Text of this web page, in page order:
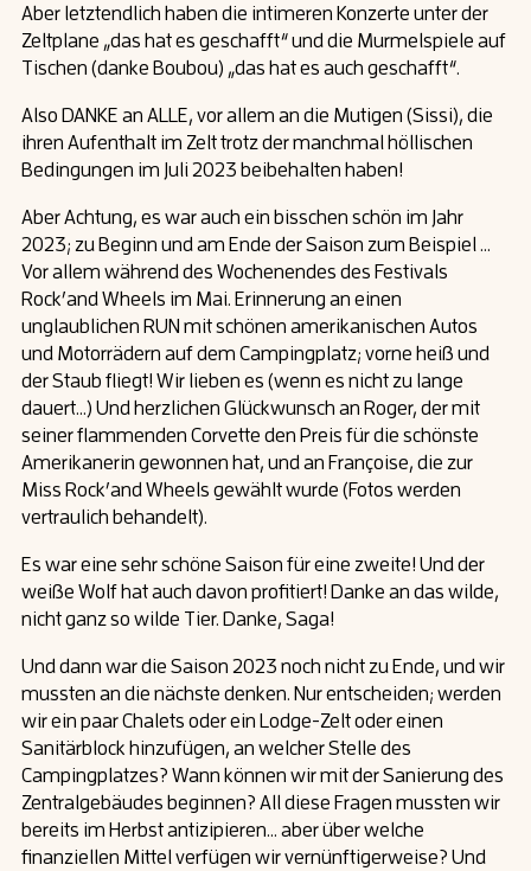
Aber letztendlich haben die intimeren Konzerte unter der
Zeltplane „das hat es geschafft“ und die Murmelspiele auf
Tischen (danke Boubou) „das hat es auch geschafft“.
Also DANKE an ALLE, vor allem an die Mutigen (Sissi), die
ihren Aufenthalt im Zelt trotz der manchmal höllischen
Bedingungen im Juli 2023 beibehalten haben!
Aber Achtung, es war auch ein bisschen schön im Jahr
2023; zu Beginn und am Ende der Saison zum Beispiel …
Vor allem während des Wochenendes des Festivals
Rock’and Wheels im Mai. Erinnerung an einen
unglaublichen RUN mit schönen amerikanischen Autos
und Motorrädern auf dem Campingplatz; vorne heiß und
der Staub fliegt! Wir lieben es (wenn es nicht zu lange
dauert…) Und herzlichen Glückwunsch an Roger, der mit
seiner flammenden Corvette den Preis für die schönste
Amerikanerin gewonnen hat, und an Françoise, die zur
Miss Rock’and Wheels gewählt wurde (Fotos werden
vertraulich behandelt).
Es war eine sehr schöne Saison für eine zweite! Und der
weiße Wolf hat auch davon profitiert! Danke an das wilde,
nicht ganz so wilde Tier. Danke, Saga!
Und dann war die Saison 2023 noch nicht zu Ende, und wir
mussten an die nächste denken. Nur entscheiden; werden
wir ein paar Chalets oder ein Lodge-Zelt oder einen
Sanitärblock hinzufügen, an welcher Stelle des
Campingplatzes? Wann können wir mit der Sanierung des
Zentralgebäudes beginnen? All diese Fragen mussten wir
bereits im Herbst antizipieren… aber über welche
finanziellen Mittel verfügen wir vernünftigerweise? Und